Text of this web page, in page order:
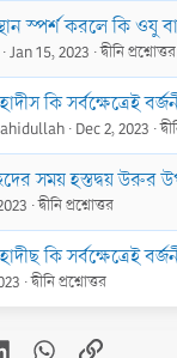
করলে কি ওযু বাতিল হয়ে যায়?কাপড়ের উপর দিয়ে
Jan 15, 2023 দ্বীনি প্রশ্নোত্তর
সর্বক্ষেত্রেই বর্জনীয়? কোন কোন ক্ষেত্রে যঈফ
Dec 2, 2023
হস্তদ্বয় উরুর উপর রাখার সঠিক
দ্বীনি প্রশ্নোত্তর
সর্বক্ষেত্রেই বর্জনীয়? কোন কোন ক্ষেত্রে যঈফ
দ্বীনি প্রশ্নোত্তর
LinkedInWhatsApp
Link